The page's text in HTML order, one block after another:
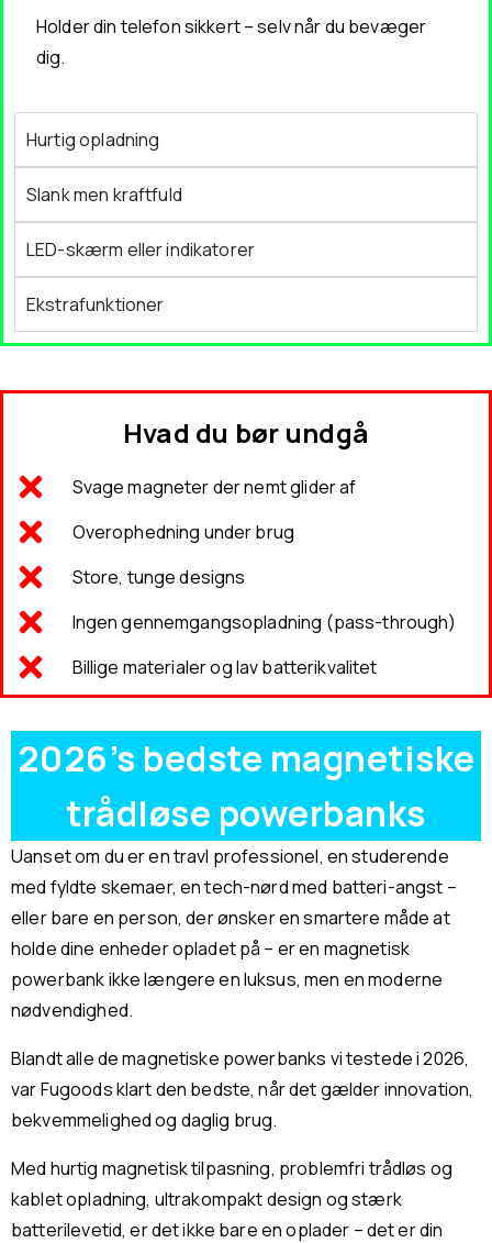
Holder din telefon sikkert – selv når du bevæger
dig.
Hurtig opladning
Slank men kraftfuld
LED-skærm eller indikatorer
Ekstrafunktioner
Hvad du bør undgå
Svage magneter der nemt glider af
Overophedning under brug
Store, tunge designs
Ingen gennemgangsopladning (pass-through)
Billige materialer og lav batterikvalitet
2026’s bedste magnetiske
trådløse powerbanks
Uanset om du er en travl professionel, en studerende
med fyldte skemaer, en tech-nørd med batteri-angst –
eller bare en person, der ønsker en smartere måde at
holde dine enheder opladet på – er en magnetisk
powerbank ikke længere en luksus, men en moderne
nødvendighed.
Blandt alle de magnetiske powerbanks vi testede i 2026,
var Fugoods klart den bedste, når det gælder innovation,
bekvemmelighed og daglig brug.
Med hurtig magnetisk tilpasning, problemfri trådløs og
kablet opladning, ultrakompakt design og stærk
batterilevetid, er det ikke bare en oplader – det er din